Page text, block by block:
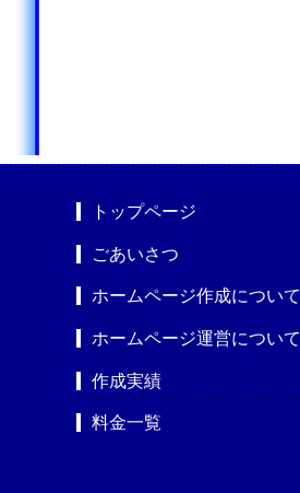
トップページ
ごあいさつ
ホームページ作成について
ホームページ運営について
作成実績
料金一覧